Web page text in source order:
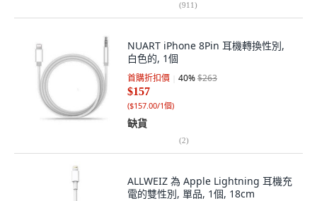
(911)
NUART iPhone 8Pin 耳機轉換性別,
白色的, 1個
首購折扣價 40%$263
$157
($157.00/1個)
缺貨
(2)
ALLWEIZ 為 Apple Lightning 耳機充
電的雙性別, 單品, 1個, 18cm